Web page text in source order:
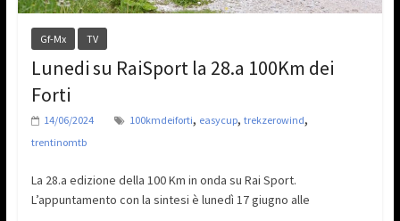
Gf-Mx TV
Lunedi su RaiSport la 28.a 100Km dei
Forti
14/06/2024 100kmdeiforti, easycup, trekzerowind,
trentinomtb
La 28.a edizione della 100 Km in onda su Rai Sport.
L’appuntamento con la sintesi è lunedì 17 giugno alle